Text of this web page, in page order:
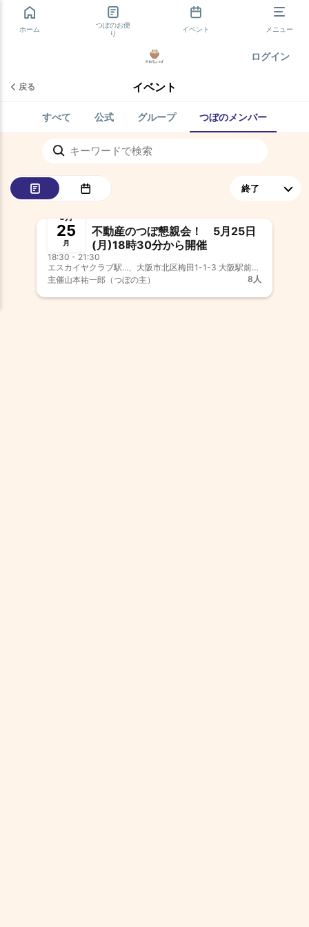
ホーム
つぼのお便
り
イベント メニュー
ログイン
戻る イベント
すべて 公式 グループ つぼのメンバー
5月
25
月
不動産のつぼ懇親会！ 5月25日
(月)18時30分から開催
18:30 - 21:30
エスカイヤクラブ駅...、大阪市北区梅田1-1-3 大阪駅前第3ビル32F
主催山本祐一郎（つぼの主） 8人